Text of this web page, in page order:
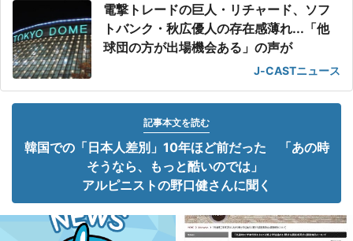
電撃トレードの巨人・リチャード、ソフ
トバンク・秋広優人の存在感薄れ...「他
球団の方が出場機会ある」の声が
J-CASTニュース
記事本文を読む
韓国での「日本人差別」10年ほど前だった 「あの時
そうなら、もっと酷いのでは」
アルピニストの野口健さんに聞く